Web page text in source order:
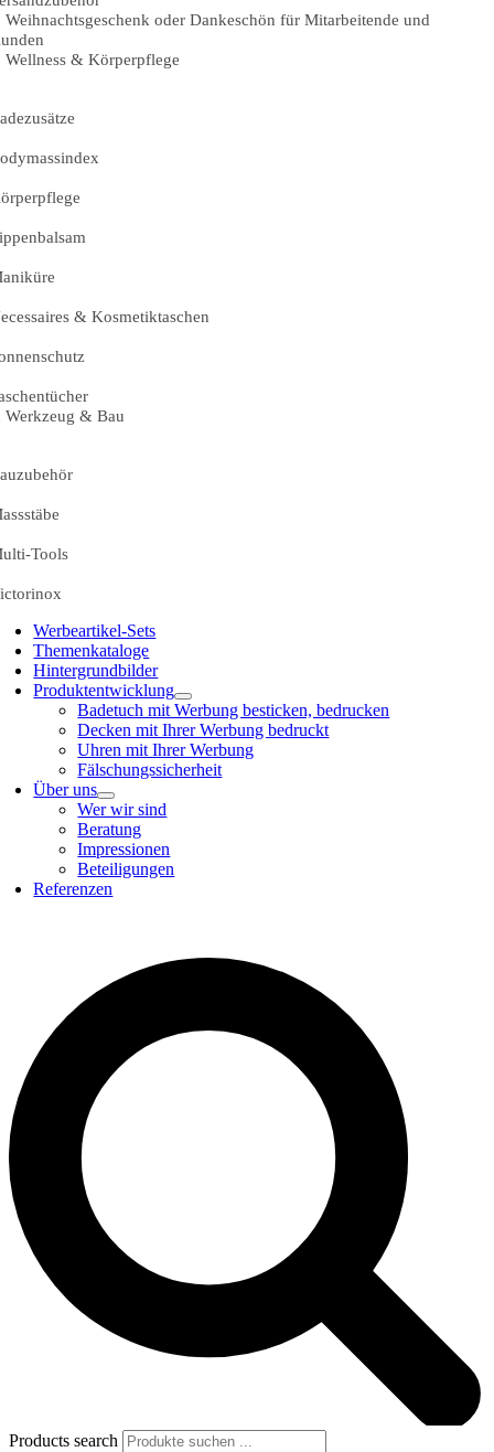
Weihnachtsgeschenk oder Dankeschön für Mitarbeitende und
Wellness & Körperpflege
& Kosmetiktaschen
Werkzeug & Bau
Tools
Werbeartikel-Sets
Themenkataloge
Hintergrundbilder
Produktentwicklung
Badetuch mit Werbung besticken, bedrucken
Decken mit Ihrer Werbung bedruckt
Uhren mit Ihrer Werbung
Fälschungssicherheit
Über uns
Wer wir sind
Beratung
Impressionen
Beteiligungen
Referenzen
Products search